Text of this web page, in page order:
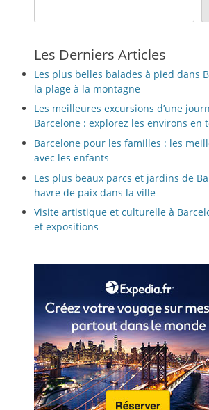
Les Derniers Articles
Les plus belles balades à pied dans
la plage à la montagne
Les meilleures excursions d’une
Barcelone : explorez les environs en
Barcelone pour les familles : les
avec les enfants
Les plus beaux parcs et jardins de
havre de paix dans la ville
Visite artistique et culturelle à
et expositions